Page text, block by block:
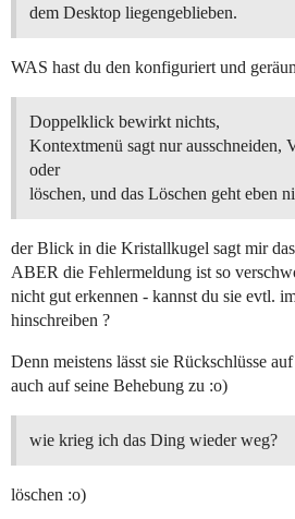
dem Desktop liegengeblieben.
WAS hast du den konfiguriert und
Doppelklick bewirkt nichts,
Kontextmenü sagt nur ausschneiden,
oder
löschen, und das Löschen geht eben
der Blick in die Kristallkugel sagt mir
ABER die Fehlermeldung ist so
nicht gut erkennen - kannst du sie evtl.
hinschreiben ?
Denn meistens lässt sie Rückschlüsse
auch auf seine Behebung zu :o)
wie krieg ich das Ding wieder weg?
löschen :o)